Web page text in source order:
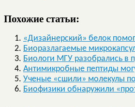
Похожие статьи:
«Дизайнерский» белок
Биоразлагаемые
Биологи МГУ разобрались в
Антимикробные пептиды
Ученые «сшили» молекулы
Биофизики обнаружили